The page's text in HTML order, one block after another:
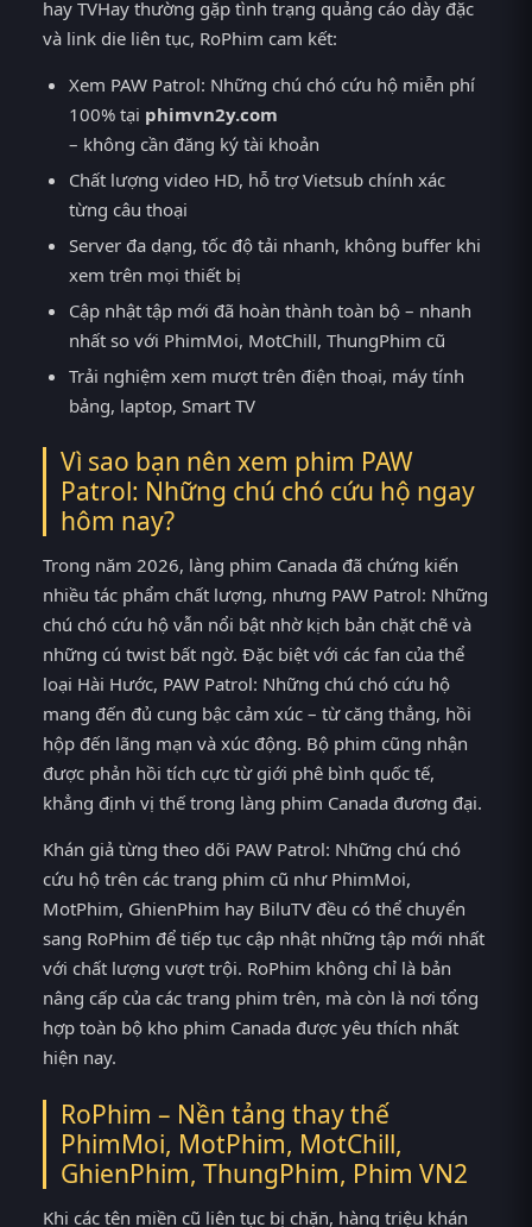
hay TVHay thường gặp tình trạng quảng cáo dày đặc
và link die liên tục, RoPhim cam kết:
Xem PAW Patrol: Những chú chó cứu hộ miễn phí
100% tại phimvn2y.com
– không cần đăng ký tài khoản
Chất lượng video HD, hỗ trợ Vietsub chính xác
từng câu thoại
Server đa dạng, tốc độ tải nhanh, không buffer khi
xem trên mọi thiết bị
Cập nhật tập mới đã hoàn thành toàn bộ – nhanh
nhất so với PhimMoi, MotChill, ThungPhim cũ
Trải nghiệm xem mượt trên điện thoại, máy tính
bảng, laptop, Smart TV
Vì sao bạn nên xem phim PAW
Patrol: Những chú chó cứu hộ ngay
hôm nay?
Trong năm 2026, làng phim Canada đã chứng kiến
nhiều tác phẩm chất lượng, nhưng PAW Patrol: Những
chú chó cứu hộ vẫn nổi bật nhờ kịch bản chặt chẽ và
những cú twist bất ngờ. Đặc biệt với các fan của thể
loại Hài Hước, PAW Patrol: Những chú chó cứu hộ
mang đến đủ cung bậc cảm xúc – từ căng thẳng, hồi
hộp đến lãng mạn và xúc động. Bộ phim cũng nhận
được phản hồi tích cực từ giới phê bình quốc tế,
khẳng định vị thế trong làng phim Canada đương đại.
Khán giả từng theo dõi PAW Patrol: Những chú chó
cứu hộ trên các trang phim cũ như PhimMoi,
MotPhim, GhienPhim hay BiluTV đều có thể chuyển
sang RoPhim để tiếp tục cập nhật những tập mới nhất
với chất lượng vượt trội. RoPhim không chỉ là bản
nâng cấp của các trang phim trên, mà còn là nơi tổng
hợp toàn bộ kho phim Canada được yêu thích nhất
hiện nay.
RoPhim – Nền tảng thay thế
PhimMoi, MotPhim, MotChill,
GhienPhim, ThungPhim, Phim VN2
Khi các tên miền cũ liên tục bị chặn, hàng triệu khán